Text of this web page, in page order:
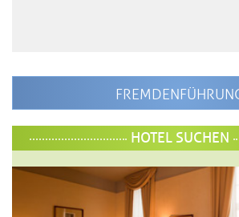
HOTEL SUCHEN